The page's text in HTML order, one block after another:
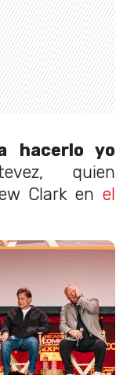
hacerlo yo
quien
Clark en el